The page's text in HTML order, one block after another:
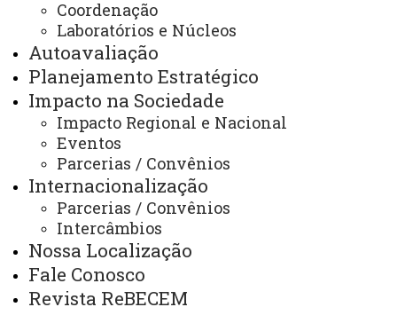
Coordenação
Laboratórios e Núcleos
Autoavaliação
Planejamento Estratégico
Impacto na Sociedade
Impacto Regional e Nacional
Eventos
Parcerias / Convênios
Internacionalização
Parcerias / Convênios
Intercâmbios
Nossa Localização
Fale Conosco
Revista ReBECEM
BOLSAS 2019 - PPGECEM
ACESSE
Acesso Restrito (Editores do Portal)
Arquivo Virtual
Bibliotecas
Identidade Visual
Mapa do Site